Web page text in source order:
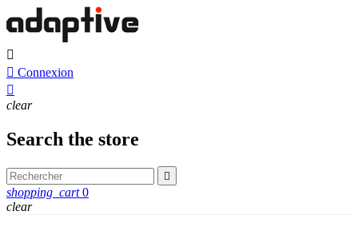

 Connexion

clear
Search the store

shopping_cart 0
clear